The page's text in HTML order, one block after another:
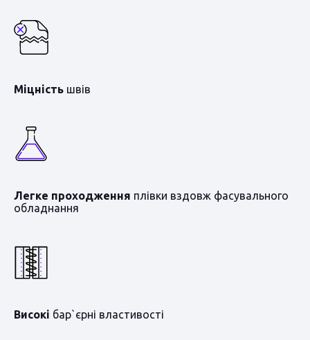
Міцність швів
Легке проходження плівки вздовж фасувального
обладнання
Високі бар`єрні властивості